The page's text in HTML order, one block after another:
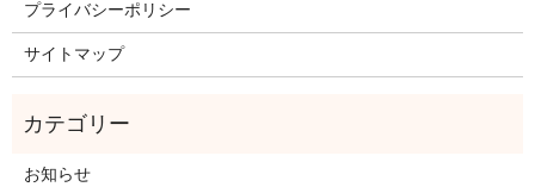
プライバシーポリシー
サイトマップ
お知らせ